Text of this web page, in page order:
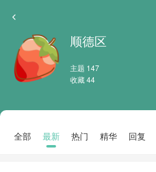
顺德区
主题 147
收藏 44
全部 最新 热门 精华 回复